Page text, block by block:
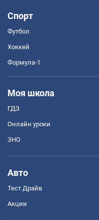
Спорт
Футбол
Хоккей
Формула-1
Моя школа
ГДЗ
Онлайн уроки
ЗНО
Авто
Тест Драйв
Акции